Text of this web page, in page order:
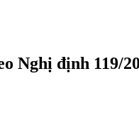
Nghị định 119/